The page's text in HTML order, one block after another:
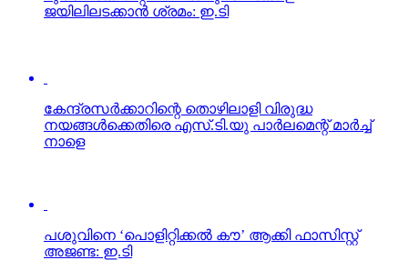
നാളെ
പശുവിനെ ‘പൊളിറ്റിക്കല്‍ കൗ’ ആക്കി ഫാസിസ്റ്റ്
ജുനൈദ് വധം: ധൈര്യം പകര്‍ന്ന്‌ മുസ്ലിം ലീഗ്
സംഘം കുടുംബത്തെ കണ്ടു